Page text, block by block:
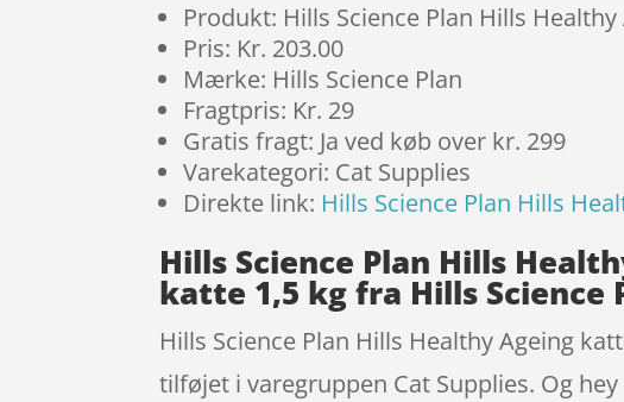
Produkt: Hills Science Plan Hills
Pris: Kr. 203.00
Mærke: Hills Science Plan
Fragtpris: Kr. 29
Gratis fragt: Ja ved køb over kr. 299
Varekategori: Cat Supplies
Direkte link: Hills Science Plan Hills
Hills Science Plan Hills
katte 1,5 kg fra Hills Science
Hills Science Plan Hills Healthy Ageing
tilføjet i varegruppen Cat Supplies. Og